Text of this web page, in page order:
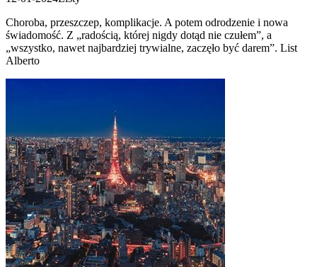
Choroba, przeszczep, komplikacje. A potem odrodzenie i nowa
świadomość. Z „radością, której nigdy dotąd nie czułem”, a
„wszystko, nawet najbardziej trywialne, zaczęło być darem”. List
Alberto